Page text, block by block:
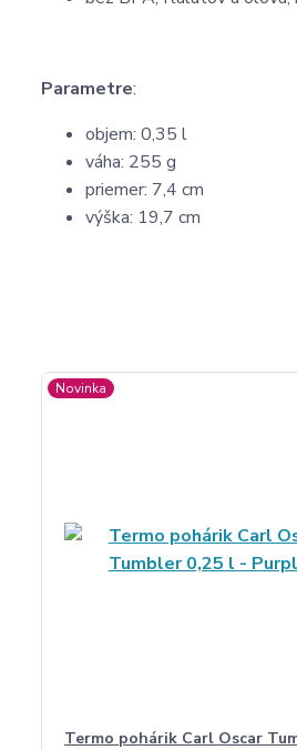
Parametre:
objem: 0,35 l
váha: 255 g
priemer: 7,4 cm
výška: 19,7 cm
Novinka
Termo pohárik Carl Oscar